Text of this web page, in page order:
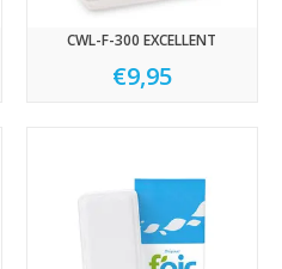
CWL-F-300 EXCELLENT
€9,95